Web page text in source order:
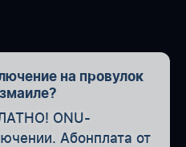
на провулок
ONU-
Абонплата от